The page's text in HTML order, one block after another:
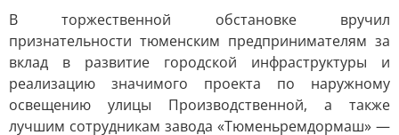
В торжественной обстановке вручил
признательности тюменским предпринимателям за
вклад в развитие городской инфраструктуры и
реализацию значимого проекта по наружному
освещению улицы Производственной, а также
лучшим сотрудникам завода «Тюменьремдормаш» —